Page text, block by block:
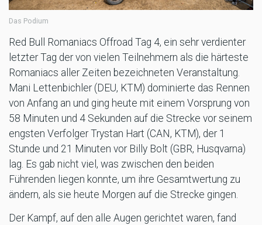
Das Podium
Red Bull Romaniacs Offroad Tag 4, ein sehr verdienter
letzter Tag der von vielen Teilnehmern als die härteste
Romaniacs aller Zeiten bezeichneten Veranstaltung.
Mani Lettenbichler (DEU, KTM) dominierte das Rennen
von Anfang an und ging heute mit einem Vorsprung von
58 Minuten und 4 Sekunden auf die Strecke vor seinem
engsten Verfolger Trystan Hart (CAN, KTM), der 1
Stunde und 21 Minuten vor Billy Bolt (GBR, Husqvarna)
lag. Es gab nicht viel, was zwischen den beiden
Führenden liegen konnte, um ihre Gesamtwertung zu
ändern, als sie heute Morgen auf die Strecke gingen.
Der Kampf, auf den alle Augen gerichtet waren, fand